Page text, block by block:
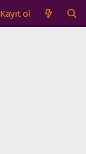
Kayıt ol